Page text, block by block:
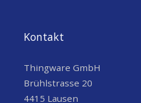
Kontakt
Thingware GmbH
Brühlstrasse 20
4415 Lausen